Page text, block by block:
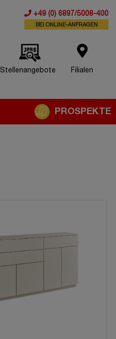
+49 (0) 6897/5008-400
BEI ONLINE-ANFRAGEN
Stellenangebote Filialen
PROSPEKTE